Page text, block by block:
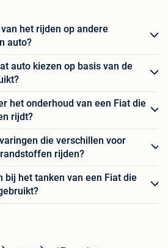
het rijden op andere
auto?
auto kiezen op basis van de
het onderhoud van een Fiat die
rijdt?
die verschillen voor
rijden?
bij het tanken van een Fiat die